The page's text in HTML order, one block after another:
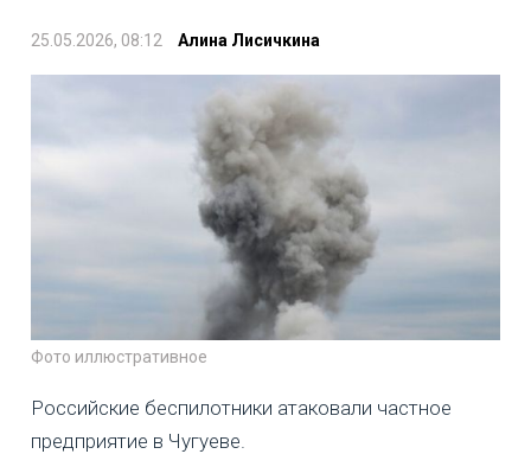
25.05.2026, 08:12 Алина Лисичкина
Фото иллюстративное
Российские беспилотники атаковали частное
предприятие в Чугуеве.